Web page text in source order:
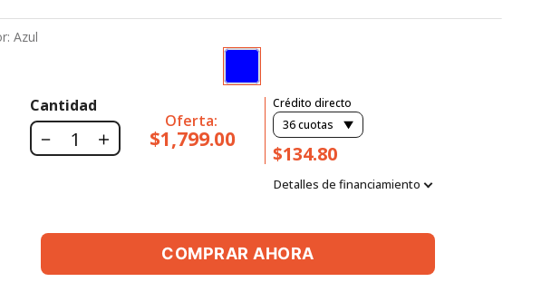
: Azul
Cantidad
＋
－
Oferta:
$1,799.00
Crédito directo
36cuotas
$134.80
Detalles de financiamiento
COMPRAR AHORA